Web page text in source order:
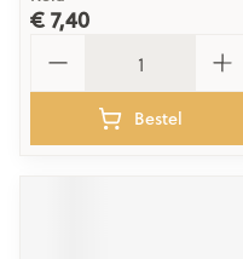
€ 7,40
Bestel